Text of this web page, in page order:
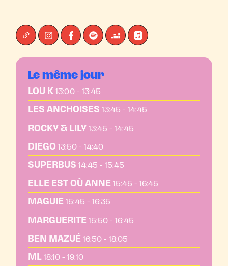
Le même jour
LOU K13:00 - 13:45
LES ANCHOISES13:45 - 14:45
ROCKY & LILY13:45 - 14:45
DIEGO13:50 - 14:40
SUPERBUS14:45 - 15:45
ELLE EST OÙ ANNE15:45 - 16:45
MAGUIE15:45 - 16:35
MARGUERITE15:50 - 16:45
BEN MAZUÉ16:50 - 18:05
ML18:10 - 19:10